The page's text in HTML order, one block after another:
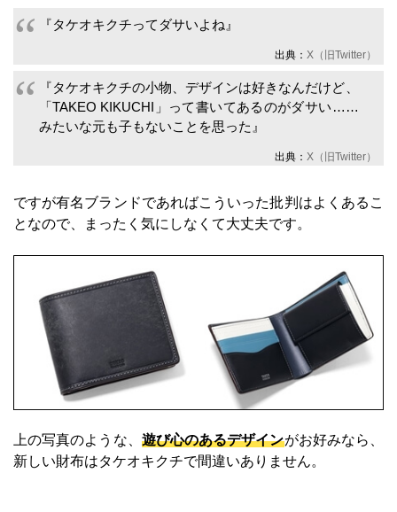
『タケオキクチってダサいよね』
出典： X（旧Twitter）
『タケオキクチの小物、デザインは好きなんだけど、
「TAKEO KIKUCHI」って書いてあるのがダサい……
みたいな元も子もないことを思った』
出典： X（旧Twitter）
ですが有名ブランドであればこういった批判はよくあるこ
となので、まったく気にしなくて大丈夫です。
上の写真のような、 遊び心のあるデザインがお好みなら、
新しい財布はタケオキクチで間違いありません。